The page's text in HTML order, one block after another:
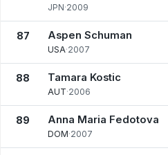
JPN·2009
87 Aspen Schuman
USA·2007
88 Tamara Kostic
AUT·2006
89 Anna Maria Fedotova
DOM·2007